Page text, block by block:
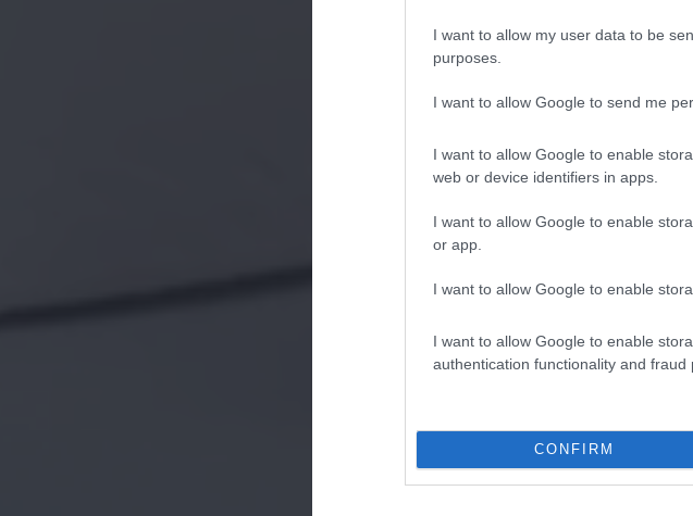
I want to allow my user data to be
purposes.
I want to allow Google to send me
I want to allow Google to enable
web or device identifiers in apps.
I want to allow Google to enable
or app.
I want to allow Google to enable
I want to allow Google to enable
authentication functionality and
CONFIRM